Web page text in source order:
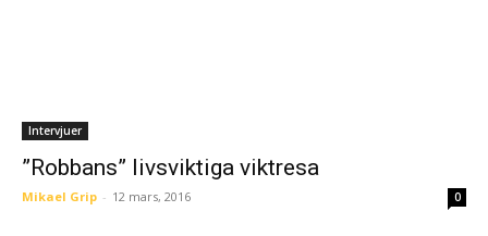
Intervjuer
”Robbans” livsviktiga viktresa
Mikael Grip - 12 mars, 2016 0